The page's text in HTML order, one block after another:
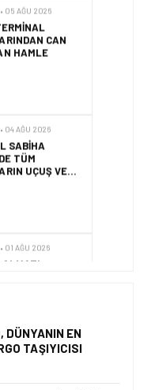
04 AĞU 2026
SABIHA
TÜM
UÇUŞ VE
KIRILDI
01 AĞU 2026
ALMATI
DIREKT
BAŞLADI
31 TEM 2026
DÜNYANIN EN
TAŞIYICISI